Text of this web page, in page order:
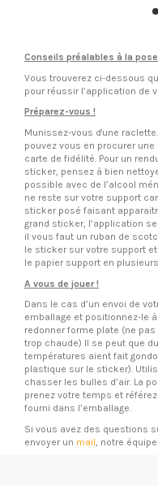
Conseils préalables à la
Vous trouverez ci-dessous
pour réussir l’application de
Préparez-vous !
Munissez-vous d'une
pouvez vous en procurer une
carte de fidélité. Pour un
sticker, pensez à bien
possible avec de l’alcool
ne reste sur votre support
sticker posé faisant
grand sticker, l’application
il vous faut un ruban de
le sticker sur votre support
le papier support en
A vous de jouer !
Dans le cas d’un envoi de
emballage et positionnez-le
redonner forme plate (ne
trop chaude) Il se peut que
températures aient fait
plastique sur le sticker).
chasser les bulles d’air. La
prenez votre temps et
fourni dans l’emballage.
Si vous avez des questions
envoyer un mail , notre